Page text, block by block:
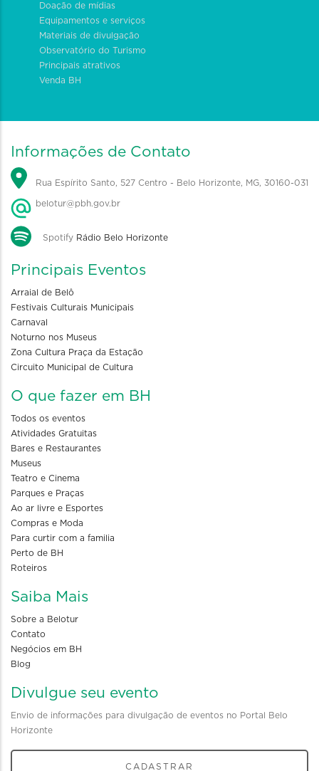
Doação de mídias
Equipamentos e serviços
Materiais de divulgação
Observatório do Turismo
Principais atrativos
Venda BH
Informações de Contato
Rua Espírito Santo, 527 Centro - Belo Horizonte, MG, 30160-031
belotur@pbh.gov.br
Spotify Rádio Belo Horizonte
Principais Eventos
Arraial de Belô
Festivais Culturais Municipais
Carnaval
Noturno nos Museus
Zona Cultura Praça da Estação
Circuito Municipal de Cultura
O que fazer em BH
Todos os eventos
Atividades Gratuitas
Bares e Restaurantes
Museus
Teatro e Cinema
Parques e Praças
Ao ar livre e Esportes
Compras e Moda
Para curtir com a familia
Perto de BH
Roteiros
Saiba Mais
Sobre a Belotur
Contato
Negócios em BH
Blog
Divulgue seu evento
Envio de informações para divulgação de eventos no Portal Belo
Horizonte
CADASTRAR